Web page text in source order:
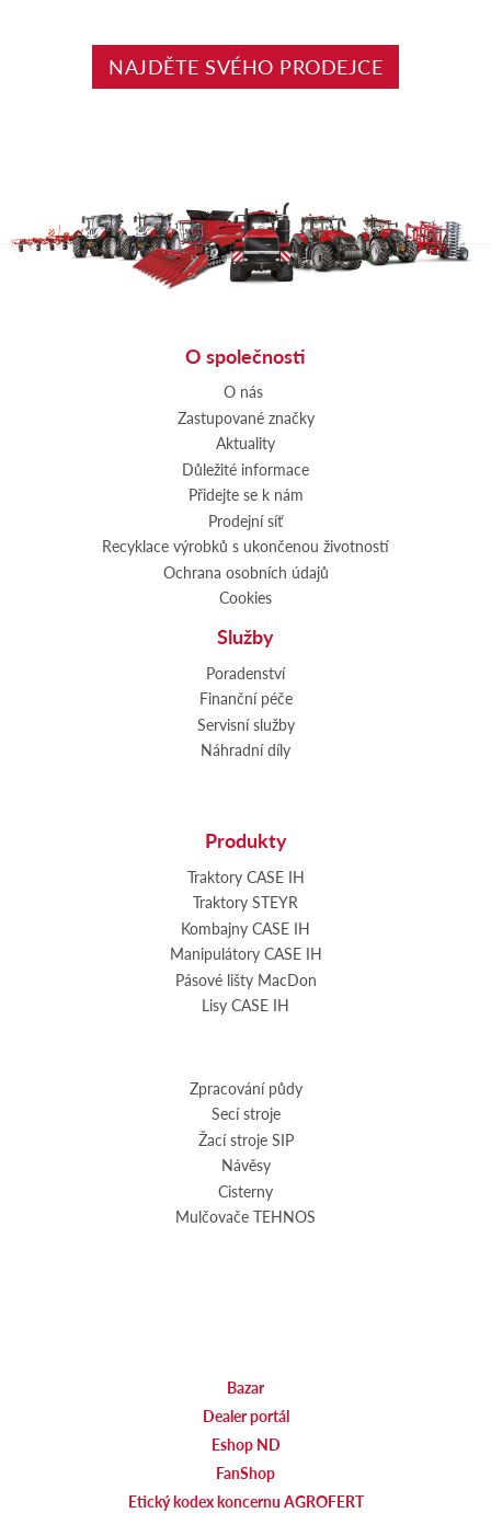
NAJDĚTE SVÉHO PRODEJCE
O společnosti
O nás
Zastupované značky
Aktuality
Důležité informace
Přidejte se k nám
Prodejní síť
Recyklace výrobků s ukončenou životností
Ochrana osobních údajů
Cookies
Služby
Poradenství
Finanční péče
Servisní služby
Náhradní díly
Produkty
Traktory CASE IH
Traktory STEYR
Kombajny CASE IH
Manipulátory CASE IH
Pásové lišty MacDon
Lisy CASE IH
Zpracování půdy
Secí stroje
Žací stroje SIP
Návěsy
Cisterny
Mulčovače TEHNOS
Bazar
Dealer portál
Eshop ND
FanShop
Etický kodex koncernu AGROFERT